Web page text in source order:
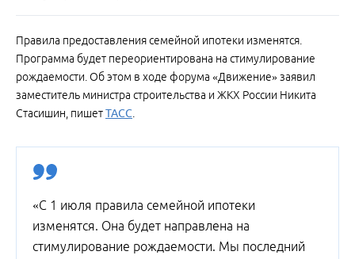
Правила предоставления семейной ипотеки изменятся.
Программа будет переориентирована на стимулирование
рождаемости. Об этом в ходе форума «Движение» заявил
заместитель министра строительства и ЖКХ России Никита
Стасишин, пишетТАСС.
«С 1 июля правила семейной ипотеки
изменятся. Она будет направлена на
стимулирование рождаемости. Мы последний